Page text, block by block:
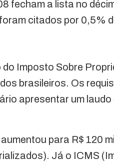
fecham a lista no
citados por 0,5%
Imposto Sobre
brasileiros. Os
apresentar um
para R$ 120
Já o ICMS